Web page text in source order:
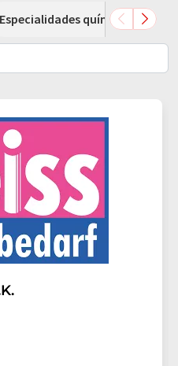
Especialidades químicas